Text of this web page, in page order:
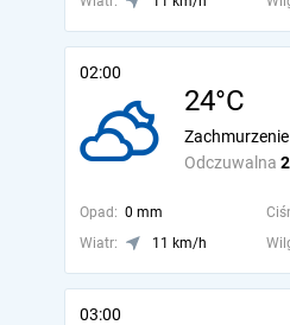
02:00
24°C
Odczuwalna
Opad: 0 mm
Wiatr:
11 km/h
03:00